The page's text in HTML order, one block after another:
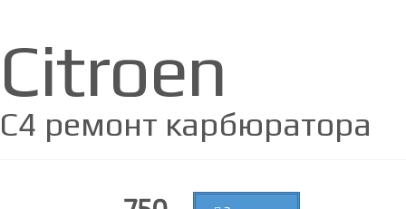
Citroen
C4 ремонт карбюратора